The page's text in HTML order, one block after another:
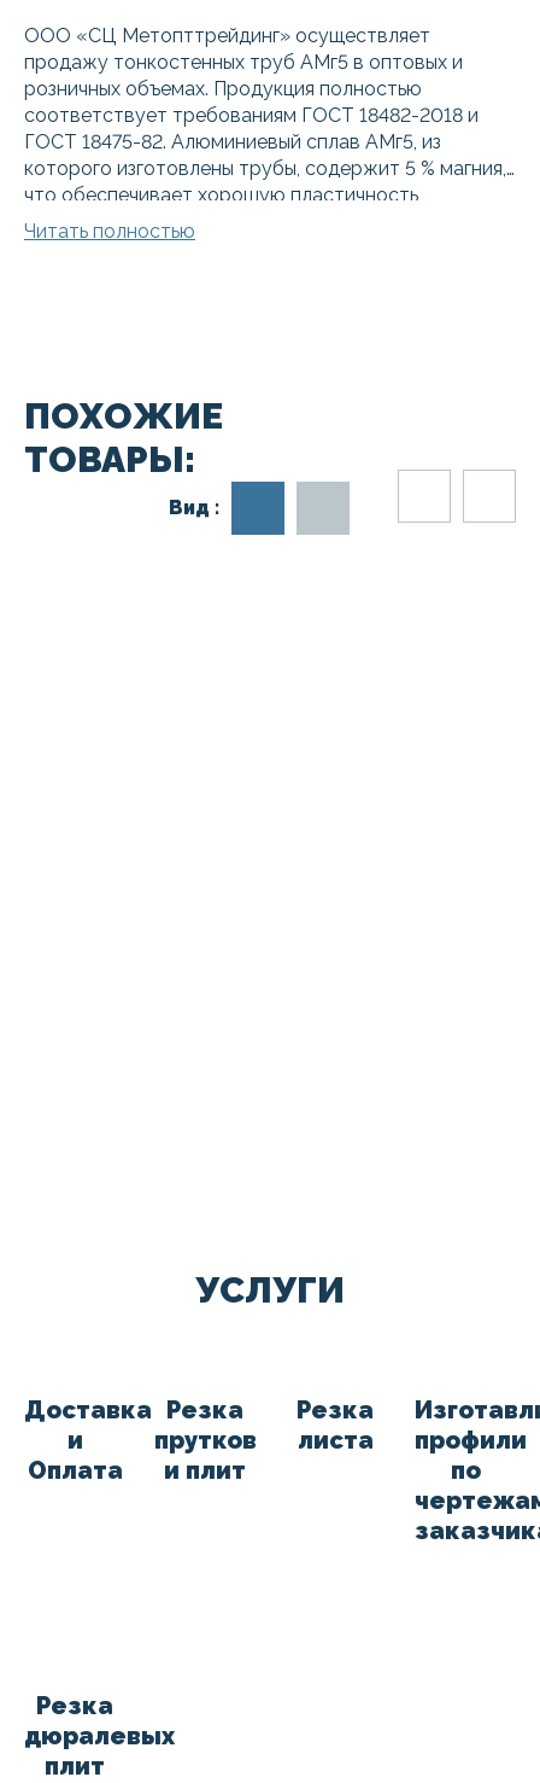
ООО «СЦ Метопттрейдинг» осуществляет
продажу тонкостенных труб АМг5 в оптовых и
розничных объемах. Продукция полностью
соответствует требованиям ГОСТ 18482-2018 и
ГОСТ 18475-82. Алюминиевый сплав АМг5, из
которого изготовлены трубы, содержит 5 % магния,
что обеспечивает хорошую пластичность,
свариваемость и устойчивость к коррозии. Такая
продукция используется в качестве заготовок в
размеры заказчика. Для самостоятельного вывоза
труб со складов ООО «СЦ Метопттрейдинг»
уточняйте наличие их нужного количества на
складе и время самовывоза.
Читать полностью
ПОХОЖИЕ
ТОВАРЫ:
Вид :
УСЛУГИ
Доставка
и
Оплата
Резка
прутков
и плит
Резка
листа
профили
по
Резка
дюралевых
плит